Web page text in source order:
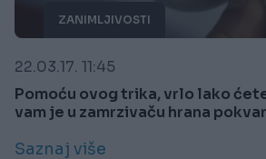
ZANIMLJIVOSTI
22.03.17. 11:45
Pomoću ovog trika, vrlo lako
vam je u zamrzivaču hrana
Saznaj više